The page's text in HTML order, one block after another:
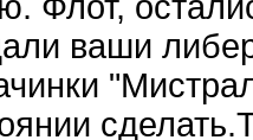
ваши